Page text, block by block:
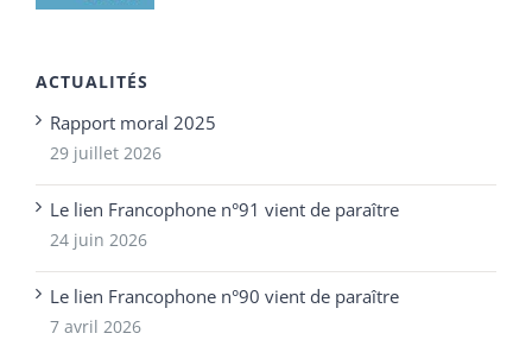
ACTUALITÉS
Rapport moral 2025
29 juillet 2026
Le lien Francophone n°91 vient de paraître
24 juin 2026
Le lien Francophone n°90 vient de paraître
7 avril 2026